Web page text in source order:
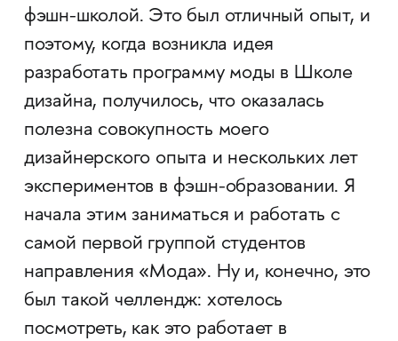
фэшн-школой. Это был отличный опыт, и
поэтому, когда возникла идея
разработать программу моды в Школе
дизайна, получилось, что оказалась
полезна совокупность моего
дизайнерского опыта и нескольких лет
экспериментов в фэшн-образовании. Я
начала этим заниматься и работать с
самой первой группой студентов
направления «Мода». Ну и, конечно, это
был такой челлендж: хотелось
посмотреть, как это работает в